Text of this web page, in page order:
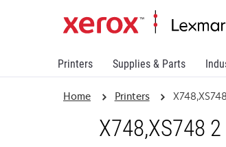
Printers Supplies & Parts
Home Printers
X748,XS748